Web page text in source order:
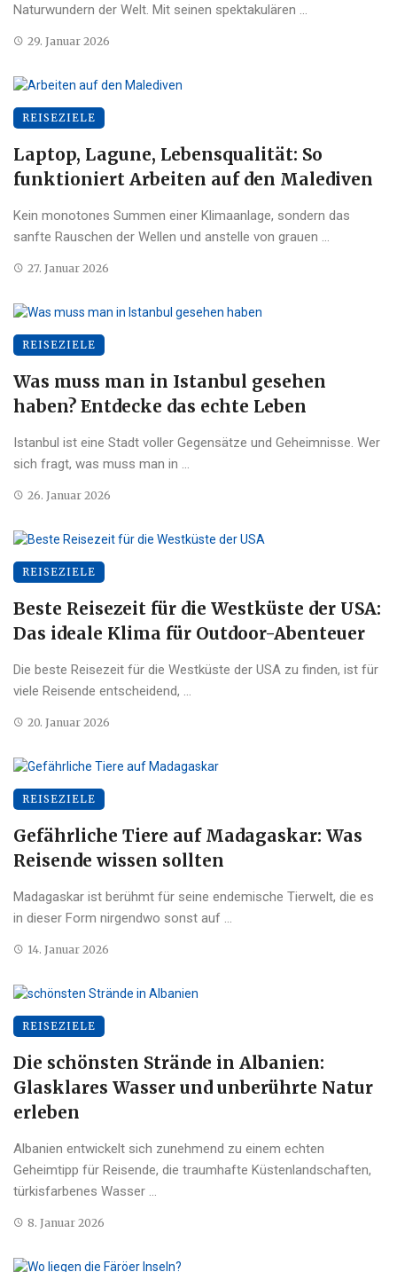
Naturwundern der Welt. Mit seinen spektakulären ...
29. Januar 2026
REISEZIELE
Laptop, Lagune, Lebensqualität: So
funktioniert Arbeiten auf den Malediven
Kein monotones Summen einer Klimaanlage, sondern das
sanfte Rauschen der Wellen und anstelle von grauen ...
27. Januar 2026
REISEZIELE
Was muss man in Istanbul gesehen
haben? Entdecke das echte Leben
Istanbul ist eine Stadt voller Gegensätze und Geheimnisse. Wer
sich fragt, was muss man in ...
26. Januar 2026
REISEZIELE
Beste Reisezeit für die Westküste der USA:
Das ideale Klima für Outdoor-Abenteuer
Die beste Reisezeit für die Westküste der USA zu finden, ist für
viele Reisende entscheidend, ...
20. Januar 2026
REISEZIELE
Gefährliche Tiere auf Madagaskar: Was
Reisende wissen sollten
Madagaskar ist berühmt für seine endemische Tierwelt, die es
in dieser Form nirgendwo sonst auf ...
14. Januar 2026
REISEZIELE
Die schönsten Strände in Albanien:
Glasklares Wasser und unberührte Natur
erleben
Albanien entwickelt sich zunehmend zu einem echten
Geheimtipp für Reisende, die traumhafte Küstenlandschaften,
türkisfarbenes Wasser ...
8. Januar 2026